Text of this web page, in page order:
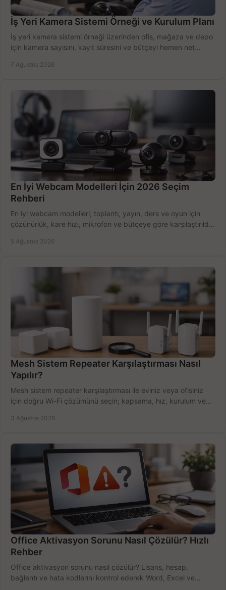
İş Yeri Kamera Sistemi Örneği ve Kurulum Planı
İş yeri kamera sistemi örneği üzerinden ofis, mağaza ve depo
için kamera sayısını, kayıt süresini ve bütçeyi hemen net
7 Ağustos 2026
En İyi Webcam Modelleri İçin 2026 Seçim
Rehberi
En iyi webcam modelleri; toplantı, yayın, ders ve oyun için
çözünürlük, kare hızı, mikrofon ve bütçeye göre karşılaştırıldı.
5 Ağustos 2026
Mesh Sistem Repeater Karşılaştırması Nasıl
Yapılır?
Mesh sistem repeater karşılaştırması ile eviniz veya ofisiniz
için doğru Wi-Fi çözümünü seçin; kapsama, hız, kurulum ve
3 Ağustos 2026
Office Aktivasyon Sorunu Nasıl Çözülür? Hızlı
Rehber
Office aktivasyon sorunu nasıl çözülür? Lisans, hesap,
bağlantı ve hata kodlarını kontrol ederek Word, Excel ve